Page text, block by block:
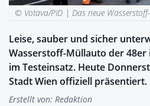
© Votava/PID |Das neue
Leise, sauber und sicher
Wasserstoff-Müllauto der
im Testeinsatz. Heute
Stadt Wien offiziell präsentiert.
Erstellt von: Redaktion